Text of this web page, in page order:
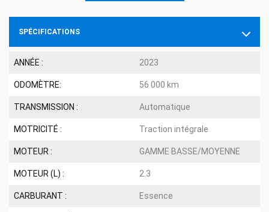
SPÉCIFICATIONS
ANNÉE : 2023
ODOMÈTRE: 56 000 km
TRANSMISSION : Automatique
MOTRICITÉ : Traction intégrale
MOTEUR : GAMME BASSE/MOYENNE
MOTEUR (L) : 2.3
CARBURANT : Essence